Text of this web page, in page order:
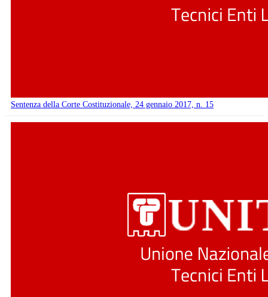
Sentenza della Corte Costituzionale, 24 gennaio 2017, n. 15